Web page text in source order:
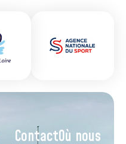
ContactOù nous